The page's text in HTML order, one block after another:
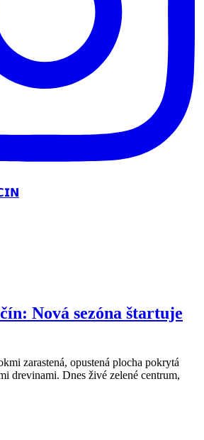
Nová sezóna štartuje
zarastená, opustená plocha pokrytá
drevinami. Dnes živé zelené centrum,